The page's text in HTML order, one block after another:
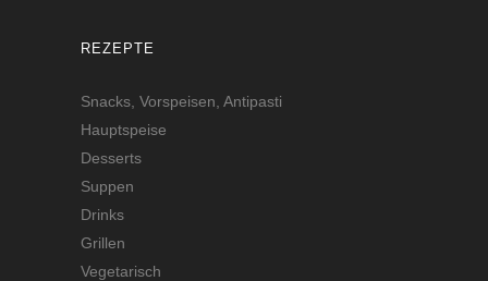
REZEPTE
Snacks, Vorspeisen, Antipasti
Hauptspeise
Desserts
Suppen
Drinks
Grillen
Vegetarisch